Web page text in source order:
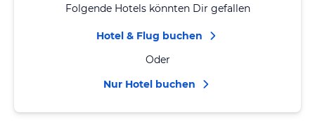
Folgende Hotels könnten Dir gefallen
Hotel & Flug buchen
Oder
Nur Hotel buchen